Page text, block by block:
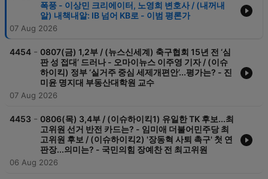
폭풍 - 이상민 크리에이터, 노영희 변호사 / (내꺼내
알) 내책내알: IB 넘어 KB로 - 이범 평론가
07 Aug 2026
4454 - 0807(금) 1,2부 / (뉴스신세계) 축구협회 15년 전 ‘심
판 성 접대’ 드러나 - 오마이뉴스 이주영 기자 / (이슈
하이킥) 정부 ‘실거주 중심 세제개편안’...평가는? - 진
미윤 명지대 부동산대학원 교수
07 Aug 2026
4453 - 0806(목) 3,4부 / (이슈하이킥1) 유일한 TK 후보...최
고위원 선거 반전 카드는? - 임미애 더불어민주당 최
고위원 후보 / (이슈하이킥2) '장동혁 사퇴 촉구' 첫 연
판장...의미는? - 국민의힘 장예찬 전 최고위원
06 Aug 2026